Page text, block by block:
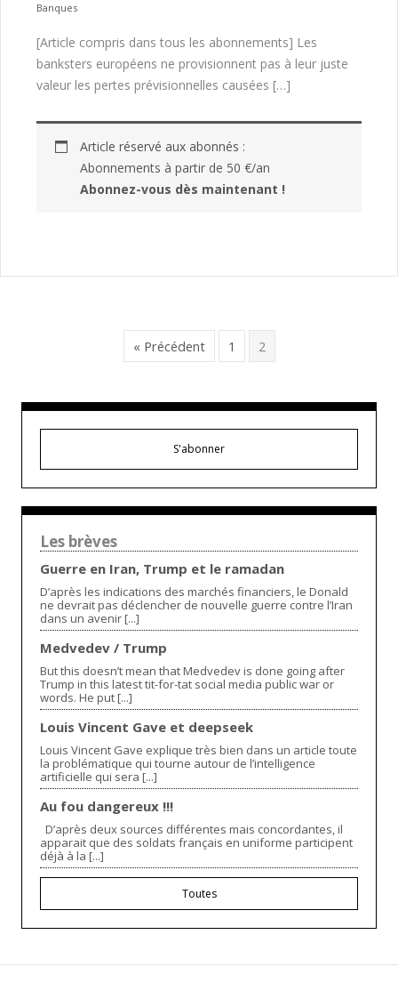
Banques
[Article compris dans tous les abonnements] Les
banksters européens ne provisionnent pas à leur juste
valeur les pertes prévisionnelles causées […]
Article réservé aux abonnés :
Abonnements à partir de 50 €/an
Abonnez-vous dès maintenant !
« Précédent 1 2
S'abonner
Les brèves
Guerre en Iran, Trump et le ramadan
D’après les indications des marchés financiers, le Donald
ne devrait pas déclencher de nouvelle guerre contre l’Iran
dans un avenir [...]
Medvedev / Trump
But this doesn’t mean that Medvedev is done going after
Trump in this latest tit-for-tat social media public war or
words. He put [...]
Louis Vincent Gave et deepseek
Louis Vincent Gave explique très bien dans un article toute
la problématique qui tourne autour de l’intelligence
artificielle qui sera [...]
Au fou dangereux !!!
D’après deux sources différentes mais concordantes, il
apparait que des soldats français en uniforme participent
déjà à la [...]
Toutes